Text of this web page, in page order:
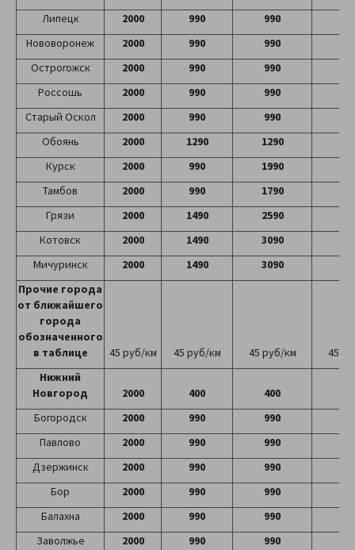
Липецк
2000 990 990
Нововоронеж
2000 990 990
Острогожск
2000 990 990
Россошь
2000 990 990
Старый Оскол
2000 990 990
Обоянь
2000 1290 1290
Курск
2000 990 1990
Тамбов
2000 990 1790
Грязи
2000 1490 2590
Котовск
2000 1490 3090
Мичуринск
2000 1490 3090
Прочие города
от ближайшего
города
обозначенного
в таблице
45 руб/км 45 руб/км 45 руб/км
45
Нижний
Новгород
2000 400 400
Богородск
2000 990 990
Павлово
2000 990 990
Дзержинск
2000 990 990
Бор
2000 990 990
Балахна
2000 990 990
Заволжье
2000 990 990